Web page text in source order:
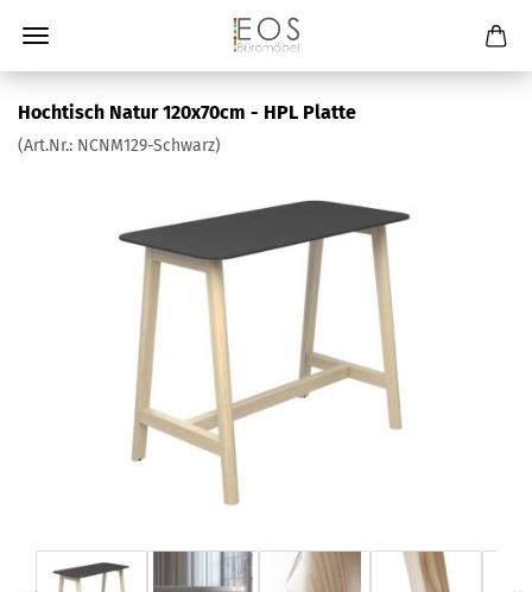
Hochtisch Natur 120x70cm - HPL Platte
(Art.Nr.: NCNM129-Schwarz)